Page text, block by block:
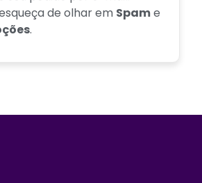
de olhar em Spame
.